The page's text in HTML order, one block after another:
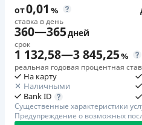
от0,01 %
ставка в день
360—365дней
срок
1 132,58—3 845,25%
реальная годовая процентная
На карту
Наличными
Bank ID
Существенные характеристики
Предупреждение о возможных